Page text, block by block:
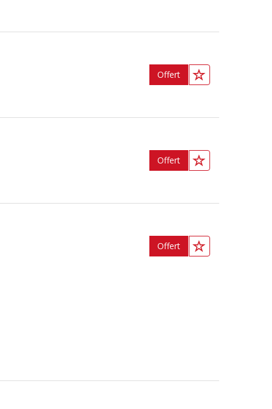
Offert
Offert
Offert